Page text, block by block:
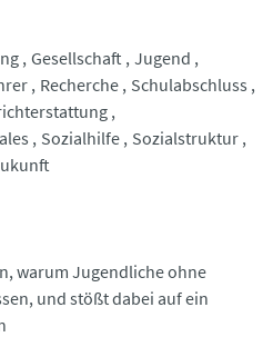
Gesellschaft Jugend
Recherche
Schulabschluss
Sozialhilfe
Sozialstruktur
warum Jugendliche ohne
und stößt dabei auf ein